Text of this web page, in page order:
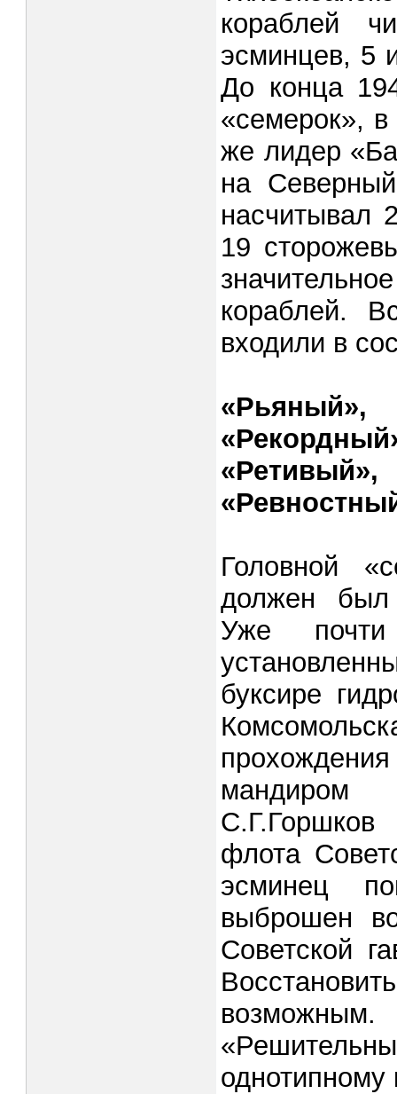
кораблей
эсминцев, 5
До конца
«семерок»,
же ли­дер
на
насчитывал
19
кораблей.
входили в
Головной
должен был
Уже почти
буксире
мандиром
флота
эсминец
выброшен
Советской